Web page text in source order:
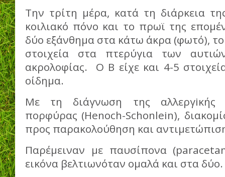
Την τρίτη μέρα, κατά τη διάρκεια
κοιλιακό πόνο και το πρωϊ της
δύο εξάνθημα στα κάτω άκρα (φωτό),
στοιχεία στα πτερύγια των
ακρολοφίας. Ο Β είχε και 4-5
οίδημα.
Με τη διάγνωση της αλλεργiκής
πορφύρας (Henoch-Schonlein),
προς παρακολούθηση και
Παρέμειναν με παυσίπονα
εικόνα βελτιωνόταν ομαλά και στα δύο.